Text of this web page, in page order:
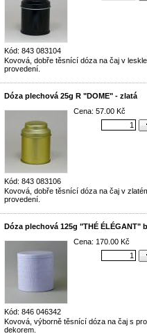
Kód: 843 083104
Kovová, dobře těsnící dóza na čaj v
provedení.
Dóza plechová 25g R "DOME" - zlatá
Kód: 843 083106
Cena: 57.00 Kč
Kovová, dobře těsnící dóza na čaj v
provedení.
Dóza plechová 125g "THÉ ÉLÉGANT"
Kód: 846 046342
Cena: 170.00 Kč
Kovová, výborně těsnící dóza na čaj s
dekorem.